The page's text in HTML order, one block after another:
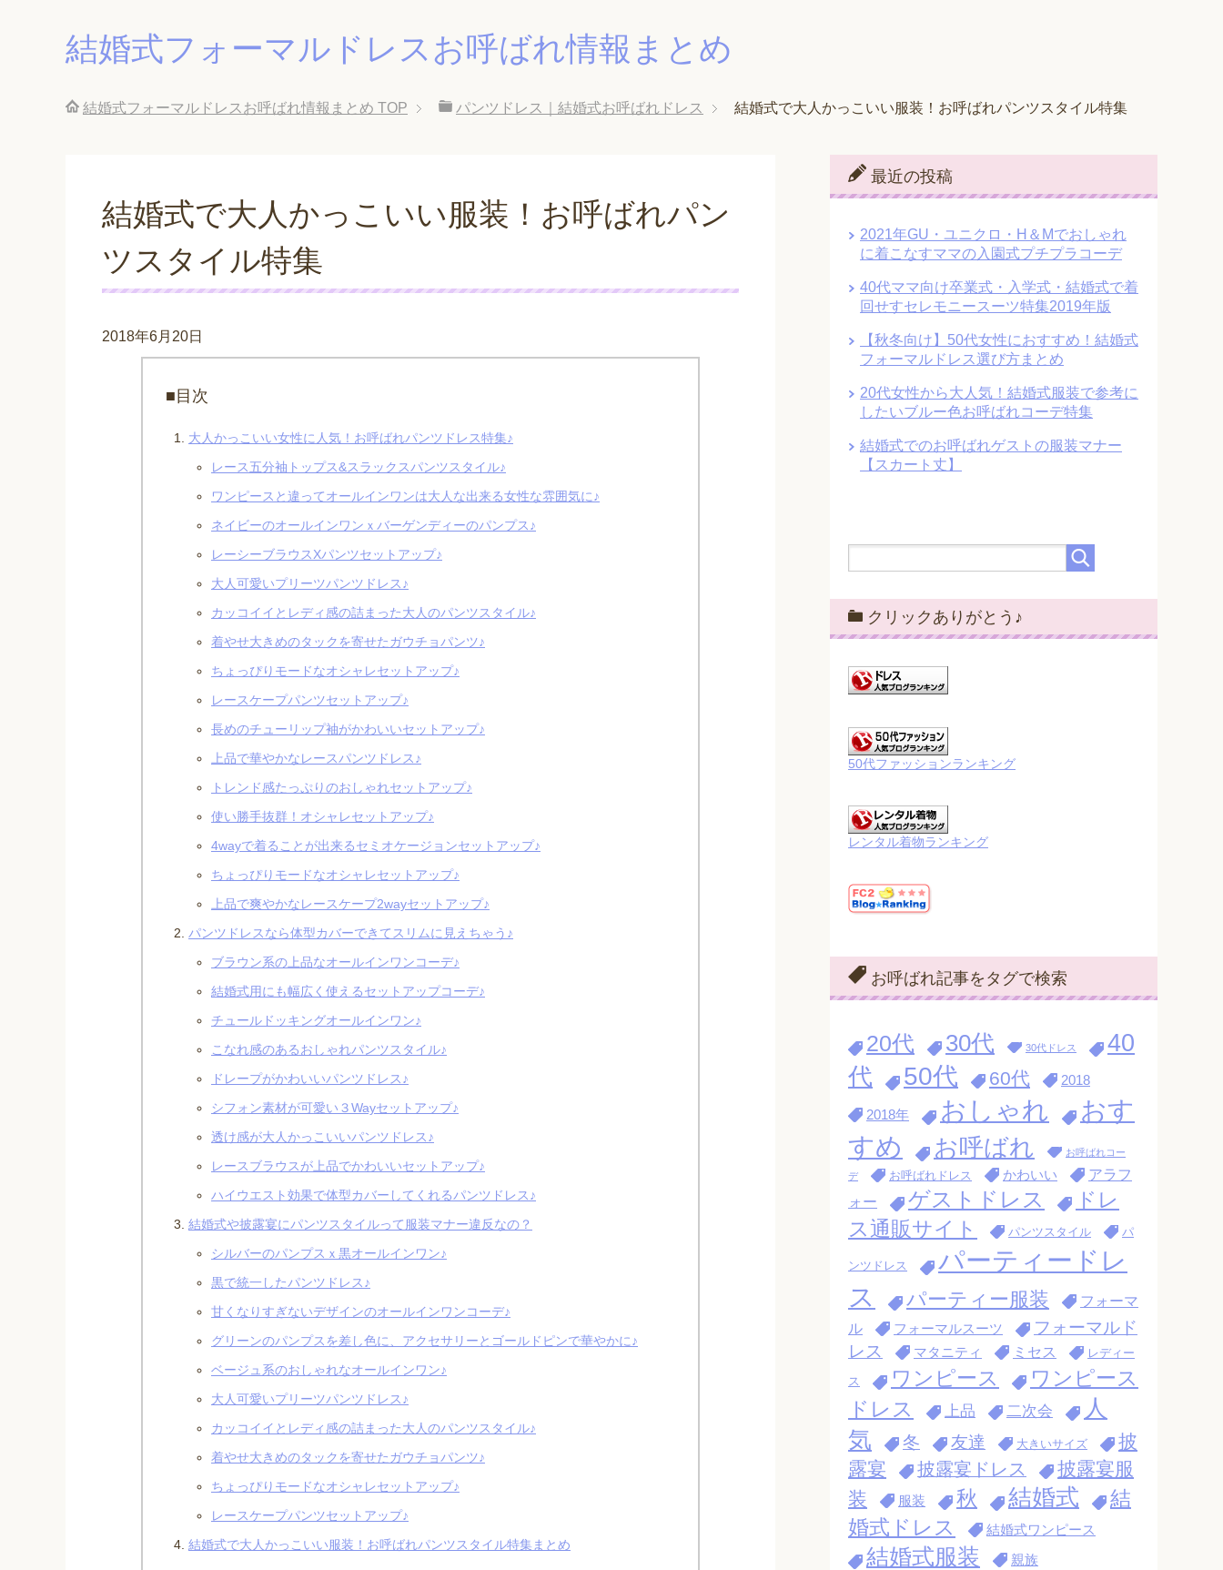
結婚式フォーマルドレスお呼ばれ情報まとめ
結婚式フォーマルドレスお呼ばれ情報まとめ TOP パンツドレス｜結婚式お呼ばれドレス 結婚式で大人かっこいい服装！お呼ばれパンツスタイル特集
結婚式で大人かっこいい服装！お呼ばれパン
ツスタイル特集
2018年6月20日
■目次
大人かっこいい女性に人気！お呼ばれパンツドレス特集♪
レース五分袖トップス&スラックスパンツスタイル♪
ワンピースと違ってオールインワンは大人な出来る女性な雰囲気に♪
ネイビーのオールインワンｘバーゲンディーのパンプス♪
レーシーブラウスXパンツセットアップ♪
大人可愛いプリーツパンツドレス♪
カッコイイとレディ感の詰まった大人のパンツスタイル♪
着やせ大きめのタックを寄せたガウチョパンツ♪
ちょっぴりモードなオシャレセットアップ♪
レースケープパンツセットアップ♪
長めのチューリップ袖がかわいいセットアップ♪
上品で華やかなレースパンツドレス♪
トレンド感たっぷりのおしゃれセットアップ♪
使い勝手抜群！オシャレセットアップ♪
4wayで着ることが出来るセミオケージョンセットアップ♪
ちょっぴりモードなオシャレセットアップ♪
上品で爽やかなレースケープ2wayセットアップ♪
パンツドレスなら体型カバーできてスリムに見えちゃう♪
ブラウン系の上品なオールインワンコーデ♪
結婚式用にも幅広く使えるセットアップコーデ♪
チュールドッキングオールインワン♪
こなれ感のあるおしゃれパンツスタイル♪
ドレープがかわいいパンツドレス♪
シフォン素材が可愛い３Wayセットアップ♪
透け感が大人かっこいいパンツドレス♪
レースブラウスが上品でかわいいセットアップ♪
ハイウエスト効果で体型カバーしてくれるパンツドレス♪
結婚式や披露宴にパンツスタイルって服装マナー違反なの？
シルバーのパンプスｘ黒オールインワン♪
黒で統一したパンツドレス♪
甘くなりすぎないデザインのオールインワンコーデ♪
グリーンのパンプスを差し色に、アクセサリーとゴールドピンで華やかに♪
ベージュ系のおしゃれなオールインワン♪
大人可愛いプリーツパンツドレス♪
カッコイイとレディ感の詰まった大人のパンツスタイル♪
着やせ大きめのタックを寄せたガウチョパンツ♪
ちょっぴりモードなオシャレセットアップ♪
レースケープパンツセットアップ♪
結婚式で大人かっこいい服装！お呼ばれパンツスタイル特集まとめ
最近の投稿
2021年GU・ユニクロ・H＆Mでおしゃれ
に着こなすママの入園式プチプラコーデ
40代ママ向け卒業式・入学式・結婚式で着
回せすセレモニースーツ特集2019年版
【秋冬向け】50代女性におすすめ！結婚式
フォーマルドレス選び方まとめ
20代女性から大人気！結婚式服装で参考に
したいブルー色お呼ばれコーデ特集
結婚式でのお呼ばれゲストの服装マナー
【スカート丈】
クリックありがとう♪
50代ファッションランキング
レンタル着物ランキング
お呼ばれ記事をタグで検索
20代 30代 30代ドレス
40
代
50代 60代 2018
2018年 おしゃれ
おす
すめ
お呼ばれ お呼ばれコー
デ お呼ばれドレス かわいい
アラフ
ォー
ゲストドレス
ドレ
ス通販サイト
パンツスタイル パ
ンツドレス
パーティードレ
ス
パーティー服装
フォーマ
ル
フォーマルスーツ
フォーマルド
レス
マタニティ ミセス レディー
ス ワンピース
ワンピース
ドレス
上品 二次会
人
気
冬 友達 大きいサイズ
披
露宴
披露宴ドレス
披露宴服
装
服装 秋 結婚式
結
婚式ドレス
結婚式ワンピース
結婚式服装 親族